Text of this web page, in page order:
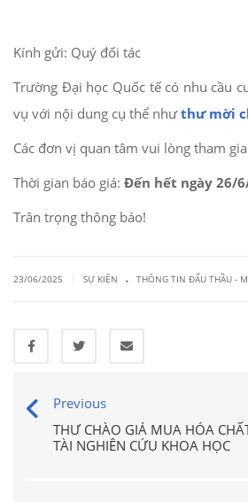
Kính gửi: Quý đối tác
Trường Đại học Quốc tế có nhu cầu
vụ với nội dung cụ thể nhưthư mời
Các đơn vị quan tâm vui lòng tham
Thời gian báo giá: Đến hết ngày 26/
Trân trọng thông báo!
23/06/2025 SỰ KIỆN . THÔNG TIN ĐẤU THẦU -
Previous
THƯ CHÀO GIÁ MUA HÓA
TÀI NGHIÊN CỨU KHOA HỌC